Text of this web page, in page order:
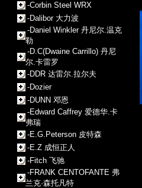
-Corbin Steel WRX
-Dalibor 大力波
-Daniel Winkler 丹尼尔.温克
勒
-D.C(Dwaine Carrillo) 丹尼
尔.卡雷罗
-DDR 达雷尔.拉尔夫
-Dozier
-DUNN 邓恩
-Edward Caffrey 爱德华.卡
弗瑞
-E.G.Peterson 皮特森
-E.Z 成恒正人
-Fitch 飞驰
-FRANK CENTOFANTE 弗
兰克·森托凡特